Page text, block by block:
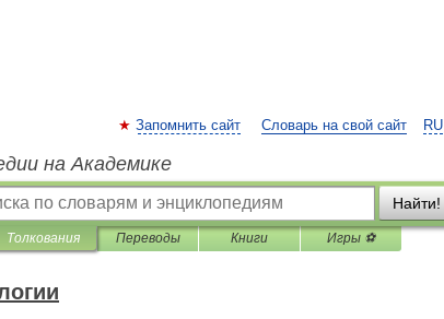
RU
Запомнить сайт Словарь на свой сайт
на Академике
Найти!
Толкования Переводы Книги Игры ⚽